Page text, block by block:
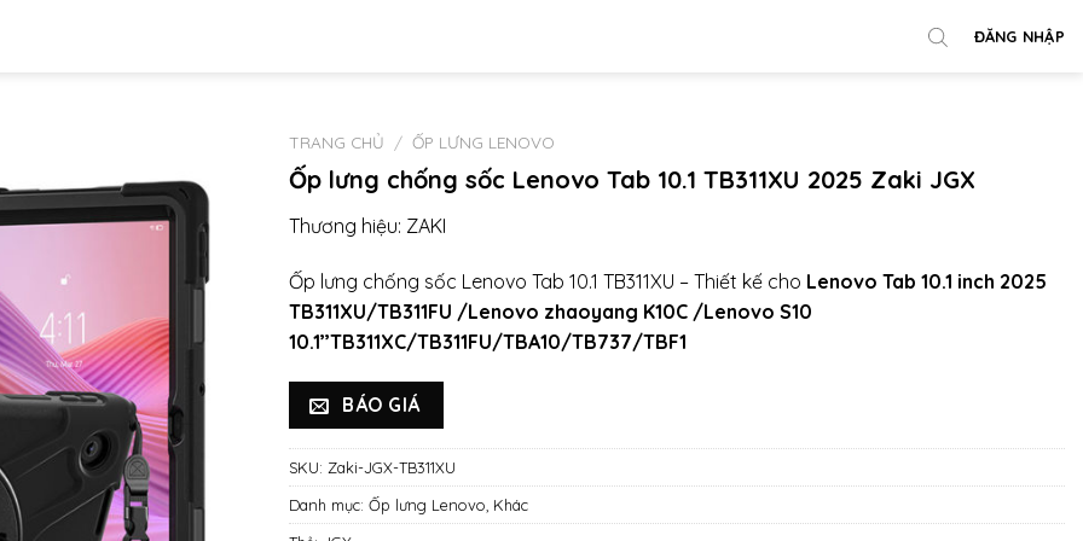
ĐĂNG NHẬP
TRANG CHỦ / ỐP LƯNG LENOVO
Ốp lưng chống sốc Lenovo Tab 10.1 TB311XU 2025 Zaki JGX
Thương hiệu: ZAKI
Ốp lưng chống sốc Lenovo Tab 10.1 TB311XU – Thiết kế cho Lenovo Tab 10.1 inch 2025
TB311XU/TB311FU /Lenovo zhaoyang K10C /Lenovo S10
10.1’’TB311XC/TB311FU/TBA10/TB737/TBF1
BÁO GIÁ
SKU: Zaki-JGX-TB311XU
Danh mục: Ốp lưng Lenovo Khác